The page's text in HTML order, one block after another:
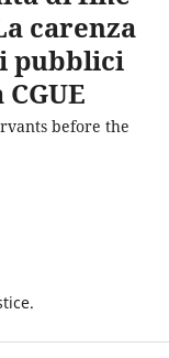
carenza
pubblici
before the